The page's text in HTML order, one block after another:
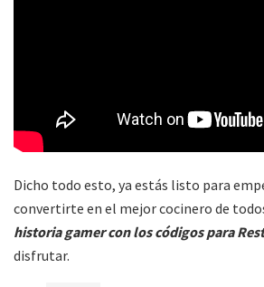
Dicho todo esto, ya estás listo para
convertirte en el mejor cocinero de
historia gamer con los códigos para
disfrutar.